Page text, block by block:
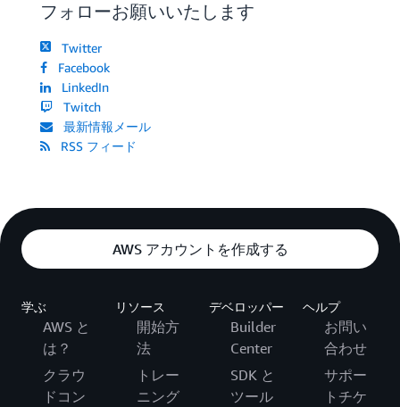
フォローお願いいたします
Twitter
Facebook
LinkedIn
Twitch
最新情報メール
RSS フィード
AWS アカウントを作成する
学ぶ
AWS と
は？
クラウ
ドコン
リソース
開始方
法
トレー
ニング
デベロッパー
Builder
Center
SDK と
ツール
ヘルプ
お問い
合わせ
サポー
トチケ